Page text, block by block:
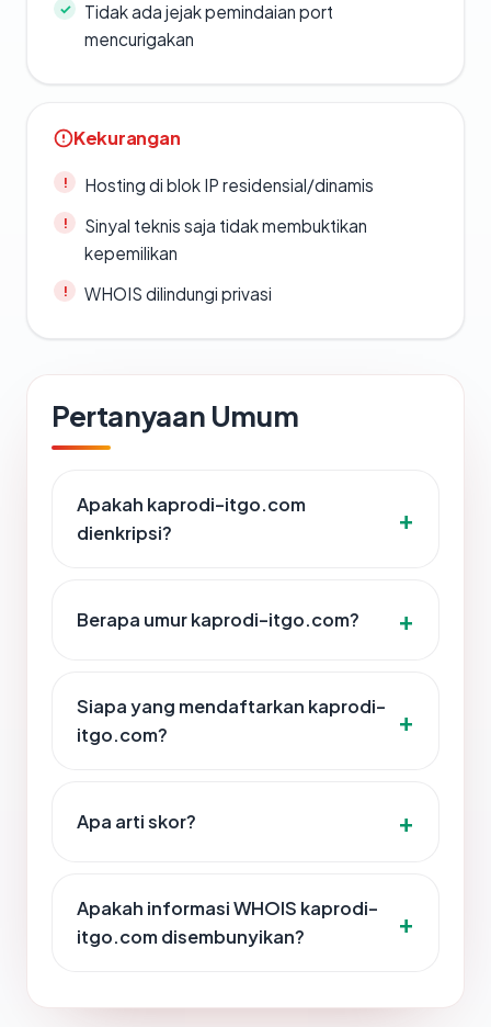
Tidak ada jejak pemindaian port
mencurigakan
Kekurangan
Hosting di blok IP residensial/dinamis
Sinyal teknis saja tidak membuktikan
kepemilikan
WHOIS dilindungi privasi
Pertanyaan Umum
Apakah kaprodi-itgo.com
dienkripsi?
Berapa umur kaprodi-itgo.com?
Siapa yang mendaftarkan kaprodi-
itgo.com?
Apa arti skor?
Apakah informasi WHOIS kaprodi-
itgo.com disembunyikan?